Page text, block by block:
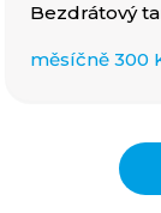
Bezdrátový
měsíčně 300